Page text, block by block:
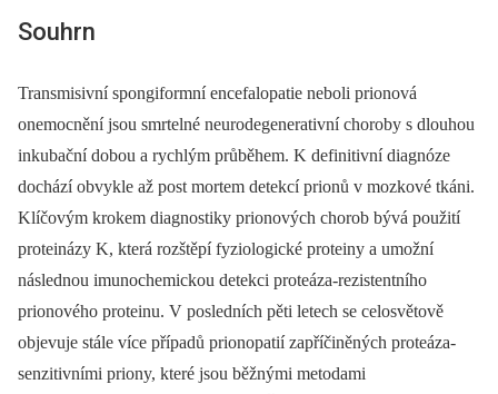
Souhrn
Transmisivní spongiformní encefalopatie neboli prionová
onemocnění jsou smrtelné neurodegenerativní choroby s dlouhou
inkubační dobou a rychlým průběhem. K definitivní dia­gnóze
dochází obvykle až post mortem detekcí prionů v mozkové tkáni.
Klíčovým krokem diagnostiky prionových chorob bývá použití
proteinázy K, která rozštěpí fyziologické proteiny a umožní
následnou imunochemickou detekci proteáza-rezistentního
prionového proteinu. V posledních pěti letech se celosvětově
objevuje stále více případů prionopatií zapříčiněných proteáza-
senzitivními priony, které jsou běžnými metodami